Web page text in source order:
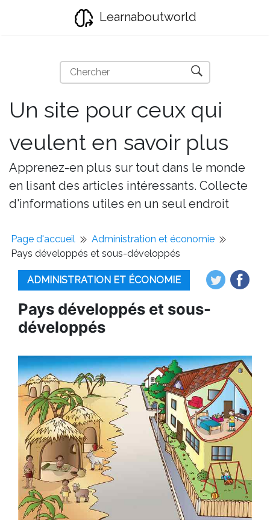
Learnaboutworld
Un site pour ceux qui
veulent en savoir plus
Apprenez-en plus sur tout dans le monde
en lisant des articles intéressants. Collecte
d'informations utiles en un seul endroit
Page d'accueil
Administration et économie
Pays développés et sous-développés
ADMINISTRATION ET ÉCONOMIE
Pays développés et sous-
développés